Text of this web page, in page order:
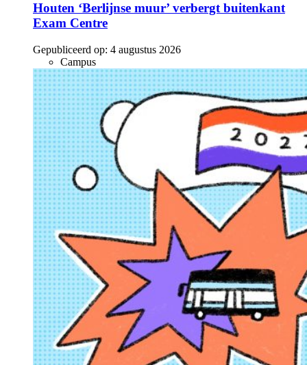
Houten ‘Berlijnse muur’ verbergt buitenkant
Exam Centre
Gepubliceerd op: 4 augustus 2026
Campus